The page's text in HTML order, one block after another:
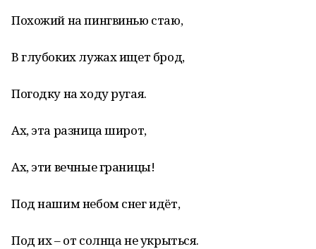
Похожий на пингвинью стаю,
В глубоких лужах ищет брод,
Погодку на ходу ругая.
Ах, эта разница широт,
Ах, эти вечные границы!
Под нашим небом снег идёт,
Под их – от солнца не укрыться.